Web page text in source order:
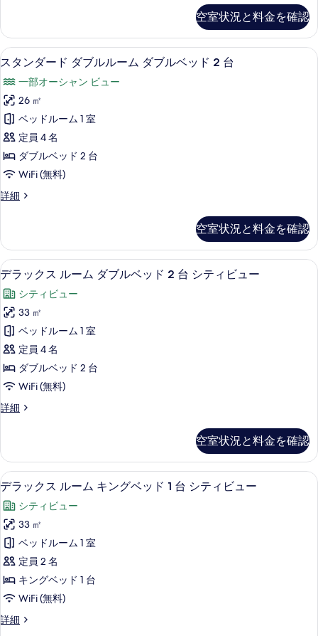
ブ
ル
ベ
ッ
ド
2
台
の
す
べ
写
真
を
表
示
す
る
ー
ド
ル
ム
ダ
ブ
ル
ベ
ッ
ド
2
台
の
空室状況と料金を確認
ス
ン
ダ
ー
ド
ダ
ル
ー
ム
ダ
ブ
ル
ベ
ッ
ド
2
台
べ
て
の
写
真
を
表
示
す
る
セーフティボックス (室内)、デスク
6
スタンダード ダブルルーム ダブルベッド 2 台
一部オーシャン ビュー
26 ㎡
ベッドルーム 1 室
定員 4 名
ダブルベッド 2 台
WiFi (無料)
詳細
ス
ー
ド
ダ
ル
ル
ー
ム
ダ
ブ
ル
ベ
ッ
ド
の
詳
細
空室状況と料金を確認
デ
ラ
ッ
ク
ス
ル
ー
ダ
ル
ベ
ッ
ド
2
台
シ
テ
ィ
ビ
セーフティボックス (室内)、デスク
5
デラックス ルーム ダブルベッド 2 台 シティビュー
シティビュー
33 ㎡
ベッドルーム 1 室
定員 4 名
ダブルベッド 2 台
WiFi (無料)
詳細
デ
ス
ル
ー
ダ
ブ
ル
ベ
ッ
ド
2
台
シ
テ
空室状況と料金を確認
デ
ラ
ッ
ク
ス
ル
ー
キ
セーフティボックス (室内)、デスク
5
デラックス ルーム キングベッド 1 台 シティビュー
シティビュー
33 ㎡
ベッドルーム 1 室
定員 2 名
キングベッド 1 台
WiFi (無料)
詳細
デ